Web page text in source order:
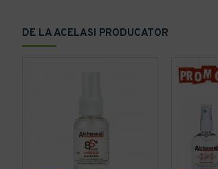
DE LA ACELASI PRODUCATOR